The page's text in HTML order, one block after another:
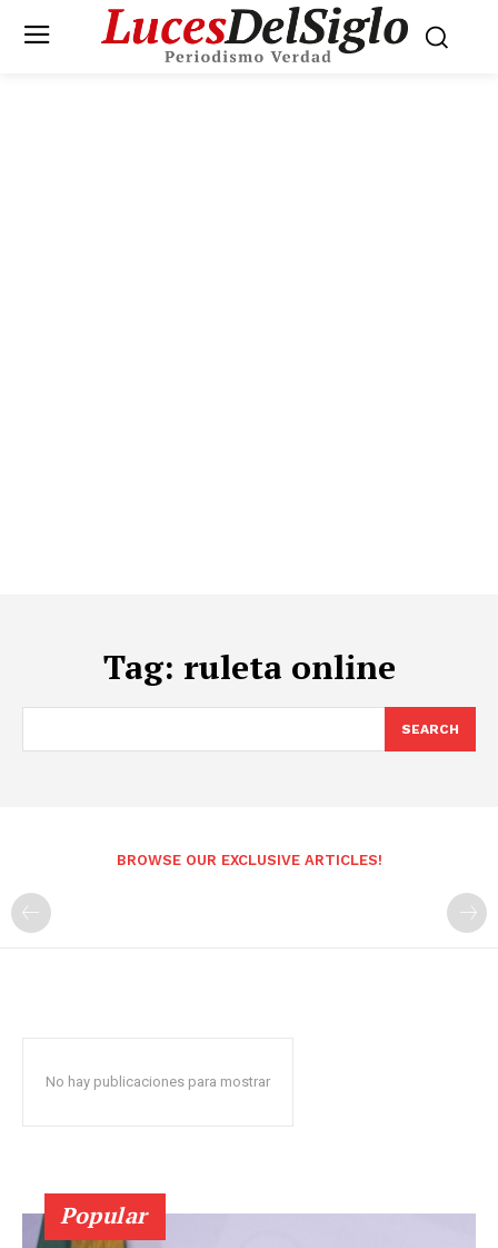
Tag: ruleta online
SEARCH
BROWSE OUR EXCLUSIVE ARTICLES!
No hay publicaciones para mostrar
Popular